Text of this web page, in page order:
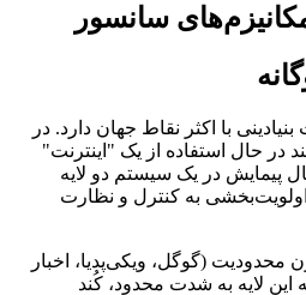
سانسور
با اکثر نقاط جهان دارد. در
در حال استفاده از یک "اینترنت"
پیمایش در یک سیستم دو لایه
به کنترل و نظارت
محدودیت (گوگل، ویکی‌پدیا، اخبار
این لایه به شدت محدود، کُند